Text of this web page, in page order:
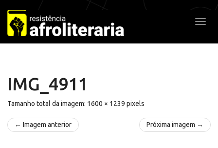
Pular
para
o
conteúdo
IMG_4911
Tamanho total da imagem: 1600 × 1239 pixels
← Imagem anterior Próxima imagem →